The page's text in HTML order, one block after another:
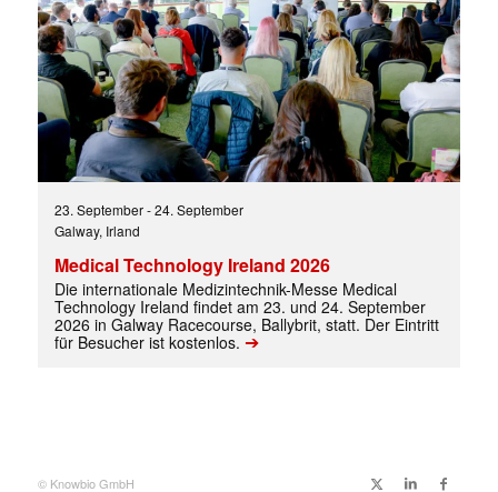
23. September-24. September
Galway, Irland
Medical Technology Ireland 2026
Die internationale Medizintechnik-Messe Medical
Technology Ireland findet am 23. und 24. September
2026 in Galway Racecourse, Ballybrit, statt. Der Eintritt
für Besucher ist kostenlos. ➔
© Knowbio GmbH